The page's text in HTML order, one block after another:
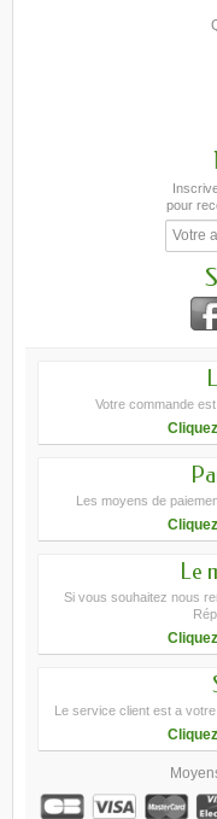
pour
Votre commande
Les moyens de
Le
Si vous souhaitez nous
Le service client est a